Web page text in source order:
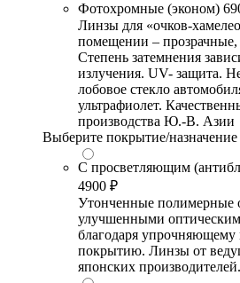
Фотохромные (эконом)
Линзы для «очков-
помещении –
Степень затемнения
излучения. UV- защита.
лобовое стекло
ультрафиолет.
производства Ю.-В. Азии
Выберите покрытие/назначение
С просветляющим
4900 ₽
Утонченные полимерные
улучшенными
благодаря
покрытию. Линзы от
японских производителей.